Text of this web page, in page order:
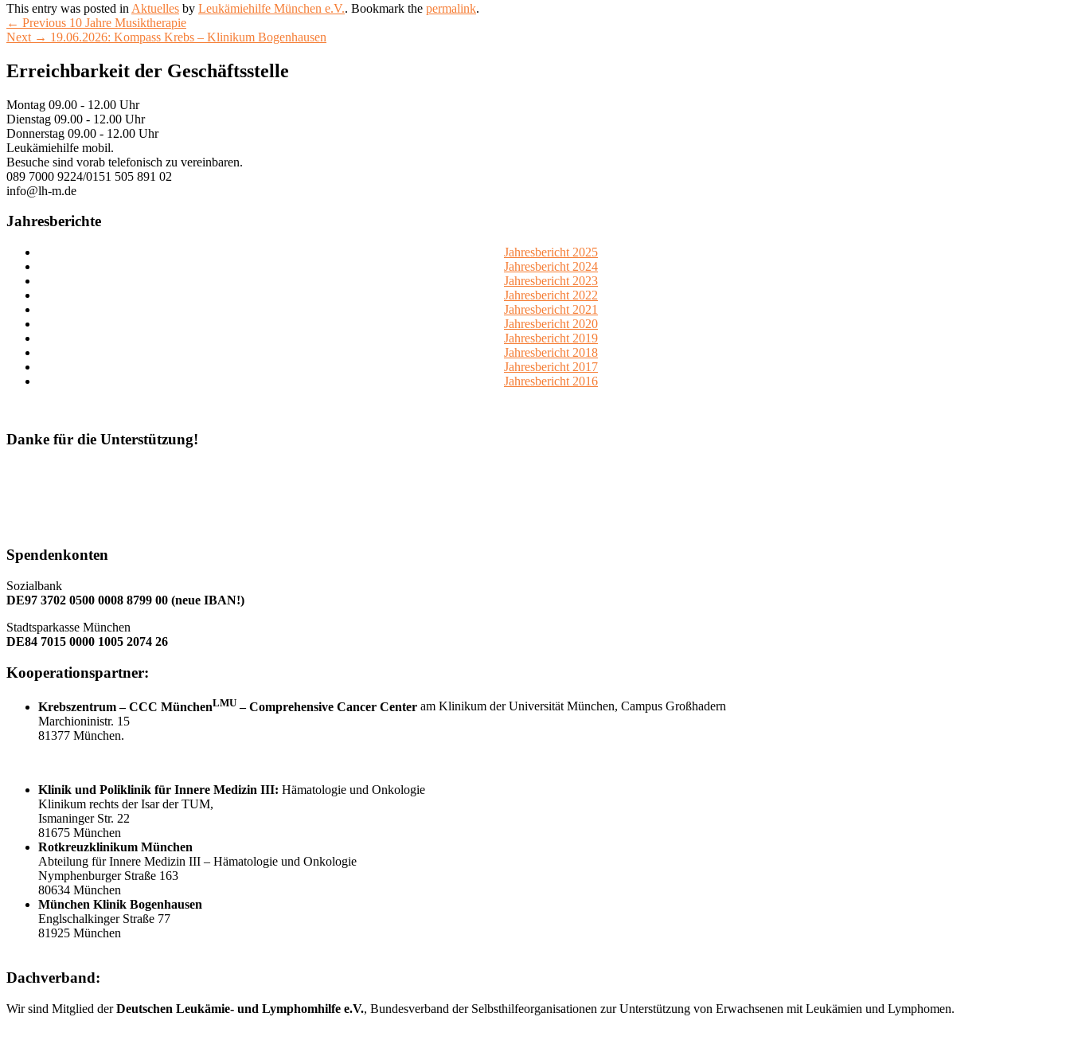
This entry was posted in Aktuelles by Leukämiehilfe München e.V.. Bookmark the permalink.
Beitragsnavigation
← Previous Previous
post:
10 Jahre Musiktherapie
Next → Next
19.06.2026: Kompass Krebs – Klinikum Bogenhausen
Primary
Widget
Area
Erreichbarkeit der Geschäftsstelle
Montag 09.00 - 12.00 Uhr
Dienstag 09.00 - 12.00 Uhr
Donnerstag 09.00 - 12.00 Uhr
Leukämiehilfe mobil.
Besuche sind vorab telefonisch zu vereinbaren.
089 7000 9224/0151 505 891 02
info@lh-m.de
Jahresberichte
Jahresbericht 2025
Jahresbericht 2024
Jahresbericht 2023
Jahresbericht 2022
Jahresbericht 2021
Jahresbericht 2020
Jahresbericht 2019
Jahresbericht 2018
Jahresbericht 2017
Jahresbericht 2016
Danke für die Unterstützung!
Spendenkonten
Sozialbank
DE97 3702 0500 0008 8799 00 (neue IBAN!)
Stadtsparkasse München
DE84 7015 0000 1005 2074 26
Kooperationspartner:
Krebszentrum – CCC MünchenLMU – Comprehensive Cancer Center am Klinikum der Universität München, Campus Großhadern
Marchioninistr. 15
81377 München.
Klinik und Poliklinik für Innere Medizin III: Hämatologie und Onkologie
Klinikum rechts der Isar der TUM,
Ismaninger Str. 22
81675 München
Rotkreuzklinikum München
Abteilung für Innere Medizin III – Hämatologie und Onkologie
Nymphenburger Straße 163
80634 München
München Klinik Bogenhausen
Englschalkinger Straße 77
81925 München
Dachverband:
Wir sind Mitglied derDeutschen Leukämie- und Lymphomhilfe e.V., Bundesverband der Selbsthilfeorganisationen zur Unterstützung von Erwachsenen mit Leukämien und Lymphomen.